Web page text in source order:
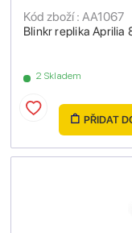
Blinkr replika Aprilia
Kód zboží : AA1067
2 Skladem
PŘIDAT